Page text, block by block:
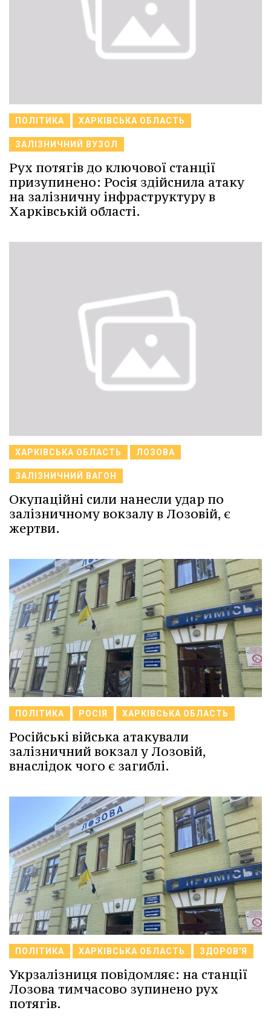
ПОЛІТИКА ХАРКІВСЬКА ОБЛАСТЬ
ЗАЛІЗНИЧНИЙ ВУЗОЛ
Рух потягів до ключової станції
призупинено: Росія здійснила атаку
на залізничну інфраструктуру в
Харківській області.
ХАРКІВСЬКА ОБЛАСТЬ ЛОЗОВА
ЗАЛІЗНИЧНИЙ ВАГОН
Окупаційні сили нанесли удар по
залізничному вокзалу в Лозовій, є
жертви.
ПОЛІТИКА РОСІЯ ХАРКІВСЬКА ОБЛАСТЬ
Російські війська атакували
залізничний вокзал у Лозовій,
внаслідок чого є загиблі.
ПОЛІТИКА ХАРКІВСЬКА ОБЛАСТЬ ЗДОРОВ'Я
Укрзалізниця повідомляє: на станції
Лозова тимчасово зупинено рух
потягів.